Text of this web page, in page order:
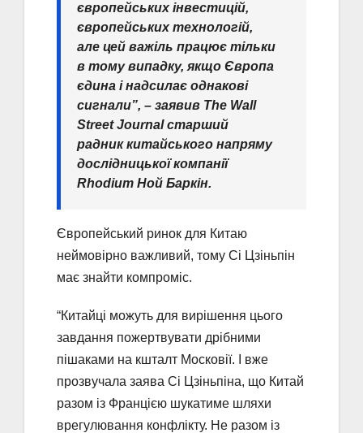
європейських інвестицій,
європейських технологій,
але цей важіль працює тільки
в тому випадку, якщо Європа
єдина і надсилає однакові
сигнали”, – заявив The Wall
Street Journal старший
радник китайського напряму
дослідницької компанії
Rhodium Ной Баркін.
Європейський ринок для Китаю
неймовірно важливий, тому Сі Цзіньпін
має знайти компроміс.
“Китайці можуть для вирішення цього
завдання пожертвувати дрібними
пішаками на кшталт Московії. І вже
прозвучала заява Сі Цзіньпіна, що Китай
разом із Францією шукатиме шляхи
врегулювання конфлікту. Не разом із